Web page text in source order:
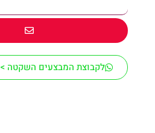
לקבוצת המבצעים השקטה >